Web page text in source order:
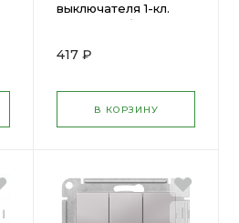
выключателя 1-кл.
ATLAS карбон
1240526 )
417 ₽
В КОРЗИНУ